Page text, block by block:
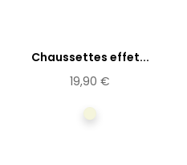
Chaussettes effet...
19,90 €
Beige